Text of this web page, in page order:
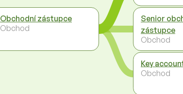
Obchodní zástupce
Obchod
Senior
zástupce
Obchod
Key
Obchod